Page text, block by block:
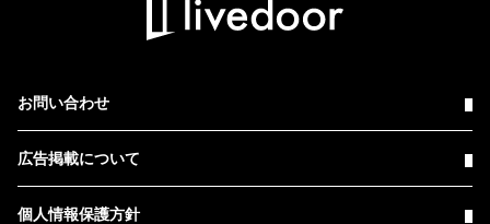
お問い合わせ
広告掲載について
個人情報保護方針